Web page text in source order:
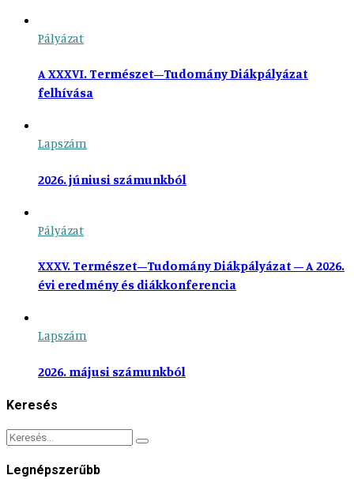
Pályázat
A XXXVI. Természet–Tudomány Diákpályázat
felhívása
Lapszám
2026. júniusi számunkból
Pályázat
XXXV. Természet–Tudomány Diákpályázat – A 2026.
évi eredmény és diákkonferencia
Lapszám
2026. májusi számunkból
Keresés
Legnépszerűbb